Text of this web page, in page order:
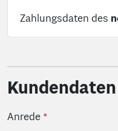
Zahlungsdaten des
Kundendaten
Anrede